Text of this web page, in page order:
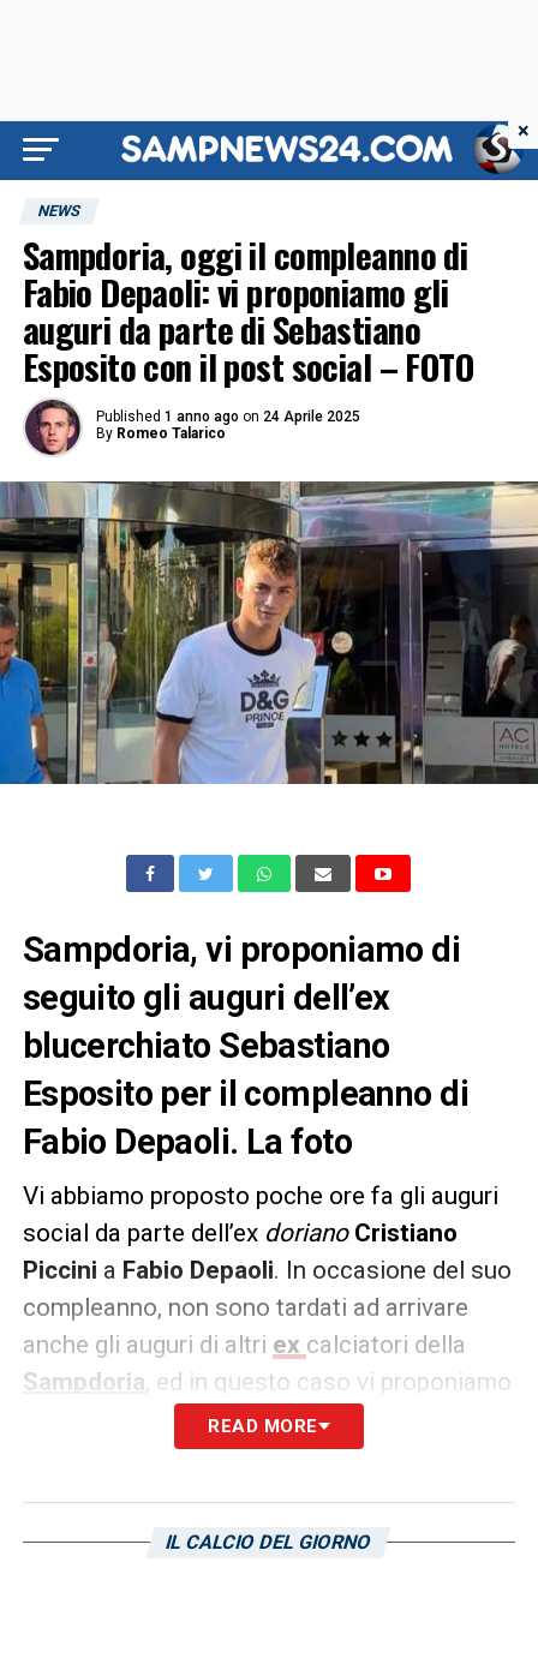
NEWS
Sampdoria, oggi il compleanno di
Fabio Depaoli: vi proponiamo gli
auguri da parte di Sebastiano
Esposito con il post social – FOTO
Published 1 anno ago on 24 Aprile 2025
By Romeo Talarico
Sampdoria, vi proponiamo di
seguito gli auguri dell’ex
blucerchiato Sebastiano
Esposito per il compleanno di
Fabio Depaoli. La foto
Vi abbiamo proposto poche ore fa gli auguri
social da parte dell’ex doriano Cristiano
Piccini a Fabio Depaoli. In occasione del suo
compleanno, non sono tardati ad arrivare
anche gli auguri di altri ex calciatori della
Sampdoria, ed in questo caso vi proponiamo
la celebrazione social da parte di
Sebastiano Espositonelle storie sul suo
READ MORE
IL CALCIO DEL GIORNO
×